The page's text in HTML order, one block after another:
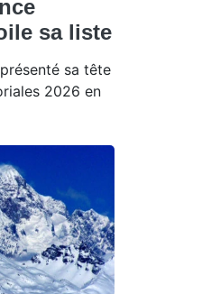
sa liste
sa tête
2026 en